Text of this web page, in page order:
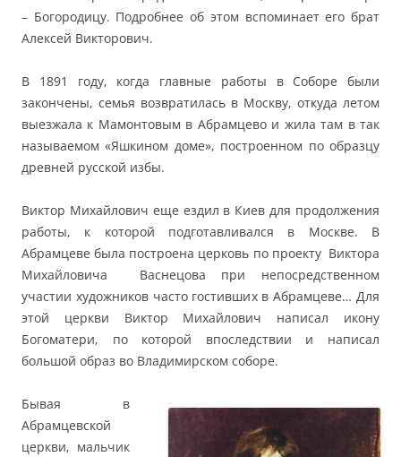
– Богородицу. Подробнее об этом вспоминает его брат
Алексей Викторович.
В 1891 году, когда главные работы в Соборе были
закончены, семья возвратилась в Москву, откуда летом
выезжала к Мамонтовым в Абрамцево и жила там в так
называемом «Яшкином доме», построенном по образцу
древней русской избы.
Виктор Михайлович еще ездил в Киев для продолжения
работы, к которой подготавливался в Москве. В
Абрамцеве была построена церковь по проекту Виктора
Михайловича Васнецова при непосредственном
участии художников часто гостивших в Абрамцеве… Для
этой церкви Виктор Михайлович написал икону
Богоматери, по которой впоследствии и написал
большой образ во Владимирском соборе.
Бывая в
Абрамцевской
церкви, мальчик